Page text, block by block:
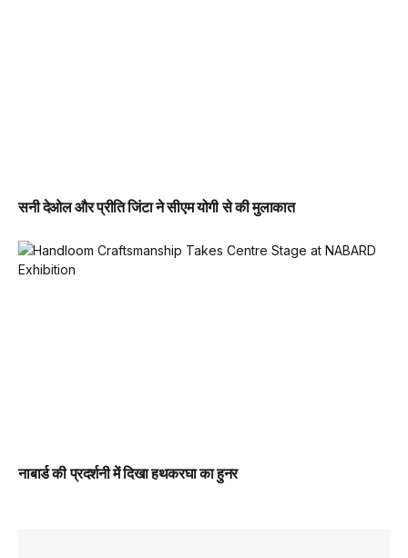
सनी देओल और प्रीति जिंटा ने सीएम योगी से की मुलाकात
नाबार्ड की प्रदर्शनी में दिखा हथकरघा का हुनर